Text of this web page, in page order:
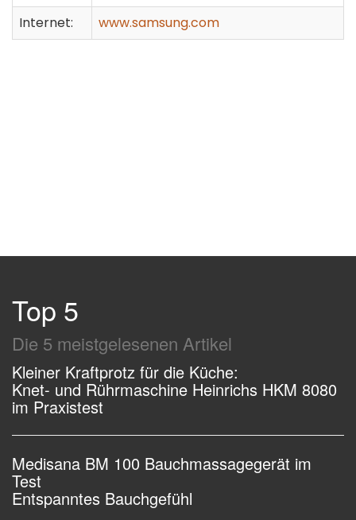
Internet:
www.samsung.com
Top 5
Die 5 meistgelesenen Artikel
Kleiner Kraftprotz für die Küche:
Knet- und Rührmaschine Heinrichs HKM 8080
im Praxistest
Medisana BM 100 Bauchmassagegerät im
Test
Entspanntes Bauchgefühl